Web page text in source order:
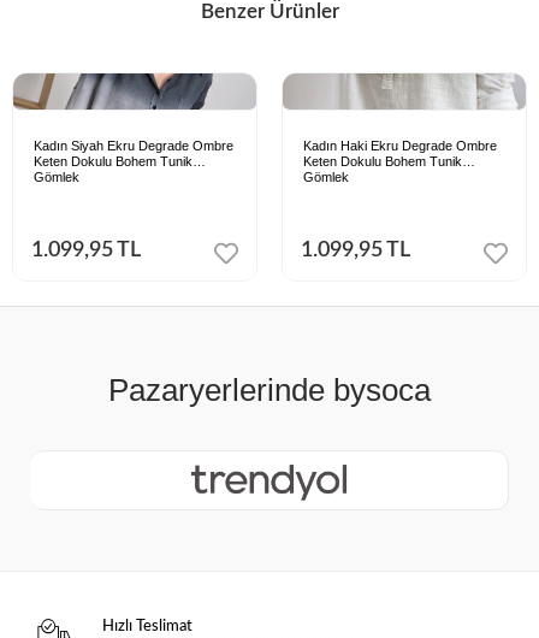
Benzer Ürünler
Kadın Siyah Ekru Degrade Ombre
Keten Dokulu Bohem Tunik
Gömlek
1.099,95 TL
Kadın Haki Ekru Degrade Ombre
Keten Dokulu Bohem Tunik
Gömlek
1.099,95 TL
Hızlı Teslimat